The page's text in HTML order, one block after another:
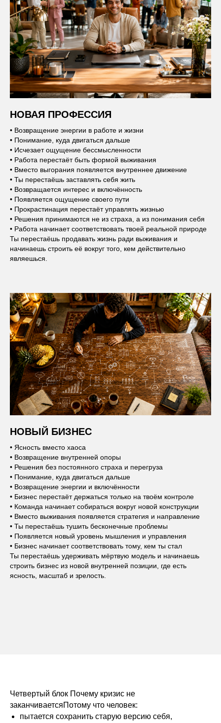
НОВАЯ ПРОФЕССИЯ
• Возвращение энергии в работе и жизни
• Понимание, куда двигаться дальше
• Исчезает ощущение бессмысленности
• Работа перестаёт быть формой выживания
• Вместо выгорания появляется внутреннее движение
• Ты перестаёшь заставлять себя жить
• Возвращается интерес и включённость
• Появляется ощущение своего пути
• Прокрастинация перестаёт управлять жизнью
• Решения принимаются не из страха, а из понимания себя
• Работа начинает соответствовать твоей реальной природе
Ты перестаёшь продавать жизнь ради выживания и
начинаешь строить её вокруг того, кем действительно
являешься.
НОВЫЙ БИЗНЕС
• Ясность вместо хаоса
• Возвращение внутренней опоры
• Решения без постоянного страха и перегруза
• Понимание, куда двигаться дальше
• Возвращение энергии и включённости
• Бизнес перестаёт держаться только на твоём контроле
• Команда начинает собираться вокруг новой конструкции
• Вместо выживания появляется стратегия и направление
• Ты перестаёшь тушить бесконечные проблемы
• Появляется новый уровень мышления и управления
• Бизнес начинает соответствовать тому, кем ты стал
Ты перестаёшь удерживать мёртвую модель и начинаешь
строить бизнес из новой внутренней позиции, где есть
ясность, масштаб и зрелость.
Четвертый блок Почему кризис не
заканчиваетсяПотому что человек:
пытается сохранить старую версию себя,